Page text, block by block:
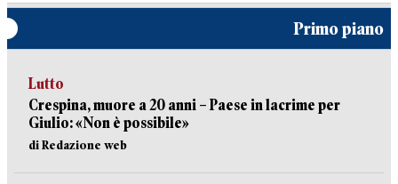
Primo piano
Lutto
Crespina, muore a 20 anni – Paese in lacrime per
Giulio: «Non è possibile»
di Redazione web